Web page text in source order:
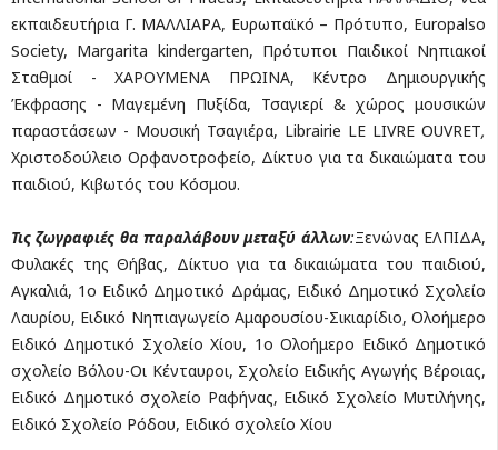
εκπαιδευτήρια Γ. ΜΑΛΛΙΑΡΑ, Ευρωπαϊκό – Πρότυπο, Europalso
Society, Margarita kindergarten, Πρότυποι Παιδικοί Νηπιακοί
Σταθμοί - ΧΑΡΟΥΜΕΝΑ ΠΡΩΙΝΑ, Κέντρο Δημιουργικής
Έκφρασης - Μαγεμένη Πυξίδα, Τσαγιερί & χώρος μουσικών
παραστάσεων - Μουσική Τσαγιέρα, Librairie LE LIVRE OUVRET,
Χριστοδούλειο Ορφανοτροφείο, Δίκτυο για τα δικαιώματα του
παιδιού, Κιβωτός του Κόσμου.
Τις ζωγραφιές θα παραλάβουν μεταξύ άλλων:Ξενώνας ΕΛΠΙΔΑ,
Φυλακές της Θήβας, Δίκτυο για τα δικαιώματα του παιδιού,
Αγκαλιά, 1ο Ειδικό Δημοτικό Δράμας, Ειδικό Δημοτικό Σχολείο
Λαυρίου, Ειδικό Νηπιαγωγείο Αμαρουσίου-Σικιαρίδιο, Ολοήμερο
Ειδικό Δημοτικό Σχολείο Χίου, 1ο Ολοήμερο Ειδικό Δημοτικό
σχολείο Βόλου-Οι Κένταυροι, Σχολείο Ειδικής Αγωγής Βέροιας,
Ειδικό Δημοτικό σχολείο Ραφήνας, Ειδικό Σχολείο Μυτιλήνης,
Ειδικό Σχολείο Ρόδου, Ειδικό σχολείο Χίου